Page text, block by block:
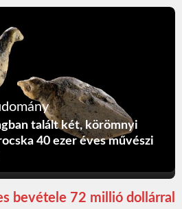
talált két, körömnyi
40 ezer éves művészi
bevétele 72 millió dollárral